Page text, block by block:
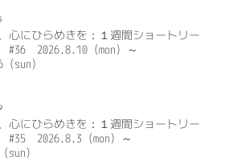
心にひらめきを：１週間ショートリー
#36 2026.8.10（mon）～
sun）
心にひらめきを：１週間ショートリー
#35 2026.8.3（mon）～
sun）